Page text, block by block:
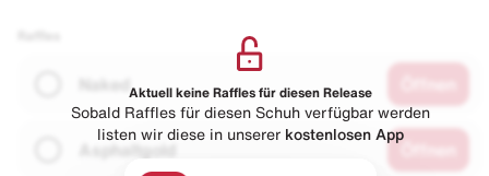
Naked
Asphaltgold
Aktuell keine Raffles für diesen Release
Sobald Raffles für diesen Schuh verfügbar werden
listen wir diese in unserer kostenlosen App